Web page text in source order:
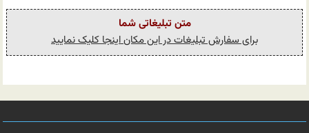
متن تبلیغاتی شما
برای سفارش تبلیغات در این مکان اینجا کلیک نمایید